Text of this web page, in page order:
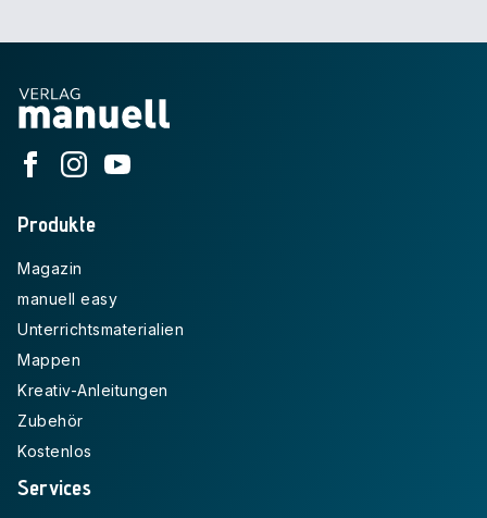
Produkte
Magazin
manuell easy
Unterrichtsmaterialien
Mappen
Kreativ-Anleitungen
Zubehör
Kostenlos
Services